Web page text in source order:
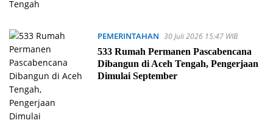
PEMERINTAHAN 30 Juli 2026 15:47 WIB
533 Rumah Permanen Pascabencana
Dibangun di Aceh Tengah, Pengerjaan
Dimulai September